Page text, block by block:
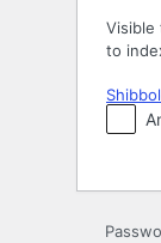
Visible
to